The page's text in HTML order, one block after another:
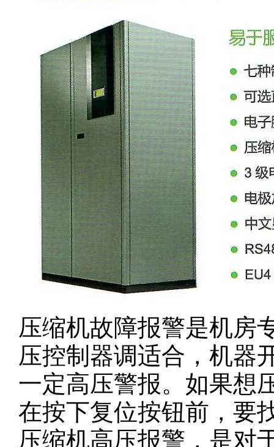
压缩机故障报警是机房
压控制器调适合，机器
一定高压警报。如果想
在按下复位按钮前，要
压缩机高压报警，是对